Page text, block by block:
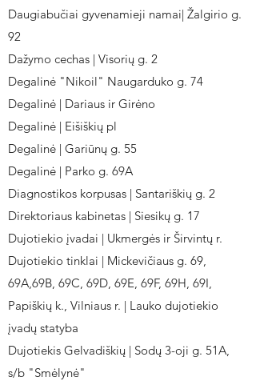
Daugiabučiai gyvenamieji namai| Žalgirio g.
92
Dažymo cechas | Visorių g. 2
Degalinė "Nikoil" Naugarduko g. 74
Degalinė | Dariaus ir Girėno
Degalinė | Eišiškių pl
Degalinė | Gariūnų g. 55
Degalinė | Parko g. 69A
Diagnostikos korpusas | Santariškių g. 2
Direktoriaus kabinetas | Siesikų g. 17
Dujotiekio įvadai | Ukmergės ir Širvintų r.
Dujotiekio tinklai | Mickevičiaus g. 69,
69A,69B, 69C, 69D, 69E, 69F, 69H, 69I,
Papiškių k., Vilniaus r. | Lauko dujotiekio
įvadų statyba
Dujotiekis Gelvadiškių | Sodų 3-oji g. 51A,
s/b "Smėlynė"